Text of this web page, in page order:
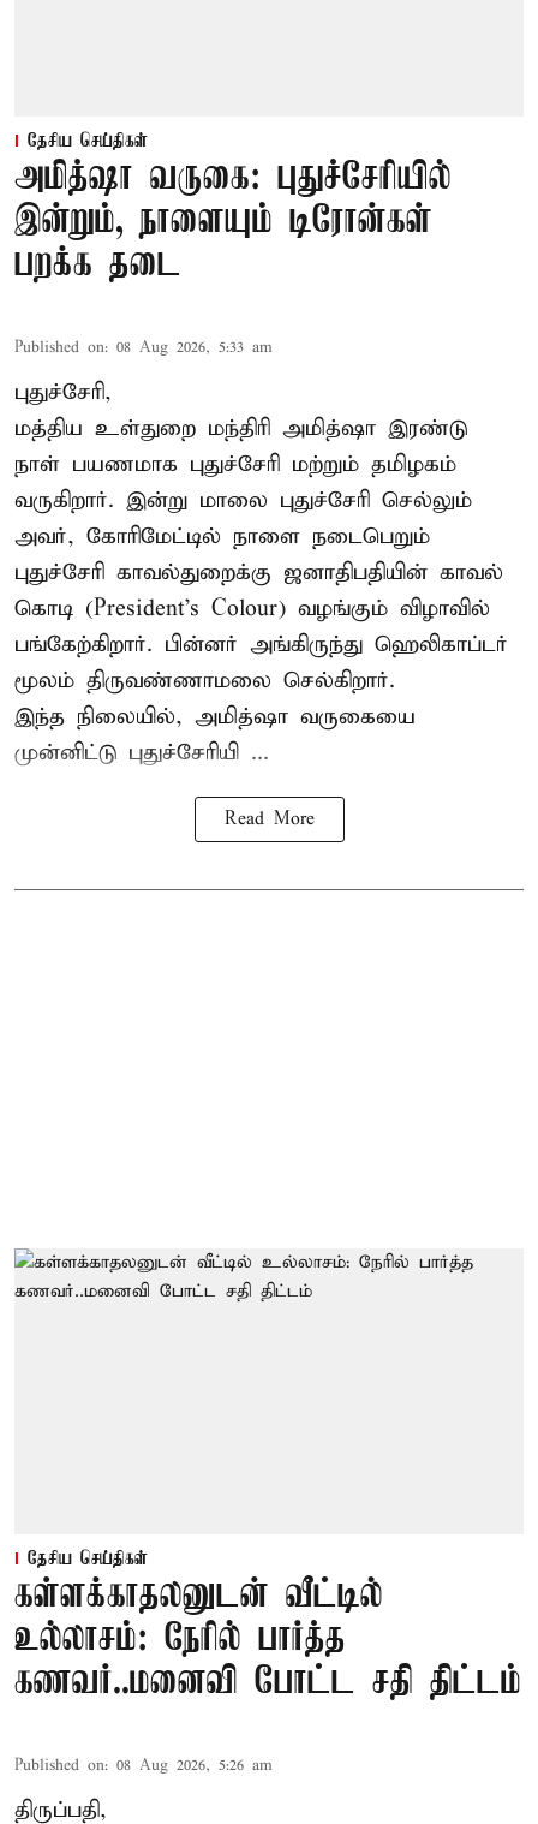
தேசிய செய்திகள்
அமித்ஷா வருகை: புதுச்சேரியில்
இன்றும், நாளையும் டிரோன்கள்
பறக்க தடை
Published on: 08 Aug 2026, 5:33 am
புதுச்சேரி,
மத்திய உள்துறை மந்திரி அமித்ஷா இரண்டு
நாள் பயணமாக புதுச்சேரி மற்றும் தமிழகம்
வருகிறார். இன்று மாலை புதுச்சேரி செல்லும்
அவர், கோரிமேட்டில் நாளை நடைபெறும்
புதுச்சேரி காவல்துறைக்கு ஜனாதிபதியின் காவல்
கொடி (President's Colour) வழங்கும் விழாவில்
பங்கேற்கிறார். பின்னர் அங்கிருந்து ஹெலிகாப்டர்
மூலம் திருவண்ணாமலை செல்கிறார்.
இந்த நிலையில், அமித்ஷா வருகையை
முன்னிட்டு புதுச்சேரியி ...
Read More
தேசிய செய்திகள்
கள்ளக்காதலனுடன் வீட்டில்
உல்லாசம்: நேரில் பார்த்த
கணவர்..மனைவி போட்ட சதி திட்டம்
Published on: 08 Aug 2026, 5:26 am
திருப்பதி,